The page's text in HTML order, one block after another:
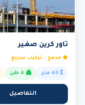
تاور كرين صغير
مدمج - تركيب سريع
التفاصيل